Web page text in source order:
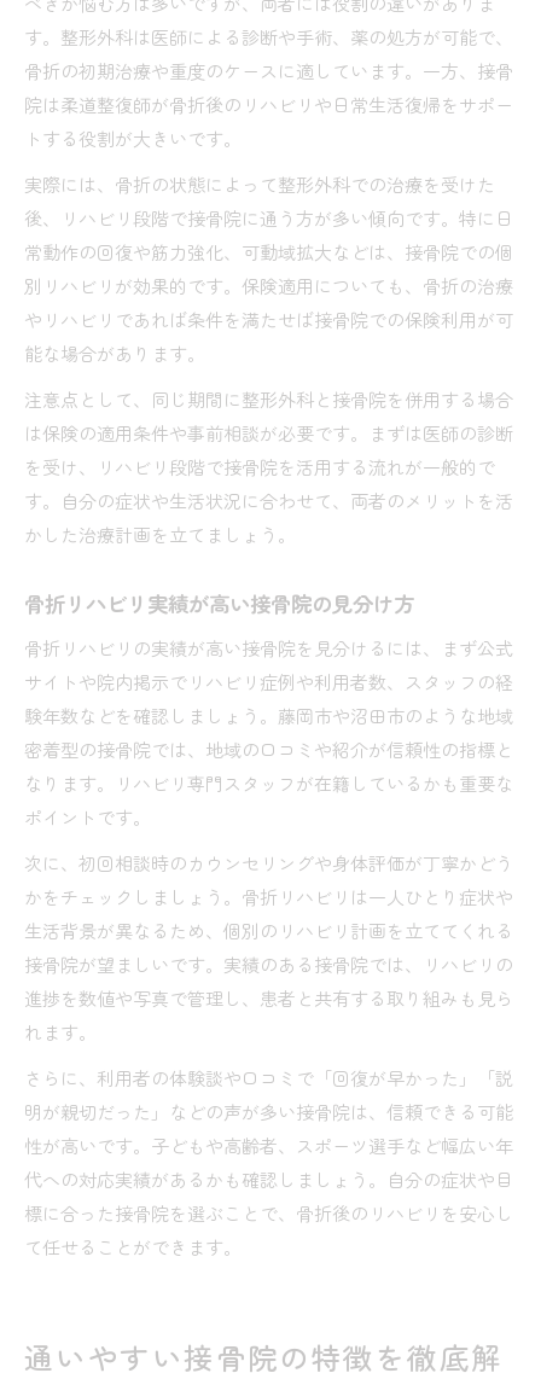
す。整形外科は医師による診断や手術、薬の処方が可能で、
骨折の初期治療や重度のケースに適しています。一方、接骨
院は柔道整復師が骨折後のリハビリや日常生活復帰をサポー
トする役割が大きいです。
実際には、骨折の状態によって整形外科での治療を受けた
後、リハビリ段階で接骨院に通う方が多い傾向です。特に日
常動作の回復や筋力強化、可動域拡大などは、接骨院での個
別リハビリが効果的です。保険適用についても、骨折の治療
やリハビリであれば条件を満たせば接骨院での保険利用が可
能な場合があります。
注意点として、同じ期間に整形外科と接骨院を併用する場合
は保険の適用条件や事前相談が必要です。まずは医師の診断
を受け、リハビリ段階で接骨院を活用する流れが一般的で
す。自分の症状や生活状況に合わせて、両者のメリットを活
かした治療計画を立てましょう。
骨折リハビリ実績が高い接骨院の見分け方
骨折リハビリの実績が高い接骨院を見分けるには、まず公式
サイトや院内掲示でリハビリ症例や利用者数、スタッフの経
験年数などを確認しましょう。藤岡市や沼田市のような地域
密着型の接骨院では、地域の口コミや紹介が信頼性の指標と
なります。リハビリ専門スタッフが在籍しているかも重要な
ポイントです。
次に、初回相談時のカウンセリングや身体評価が丁寧かどう
かをチェックしましょう。骨折リハビリは一人ひとり症状や
生活背景が異なるため、個別のリハビリ計画を立ててくれる
接骨院が望ましいです。実績のある接骨院では、リハビリの
進捗を数値や写真で管理し、患者と共有する取り組みも見ら
れます。
さらに、利用者の体験談や口コミで「回復が早かった」「説
明が親切だった」などの声が多い接骨院は、信頼できる可能
性が高いです。子どもや高齢者、スポーツ選手など幅広い年
代への対応実績があるかも確認しましょう。自分の症状や目
標に合った接骨院を選ぶことで、骨折後のリハビリを安心し
て任せることができます。
通いやすい接骨院の特徴を徹底解